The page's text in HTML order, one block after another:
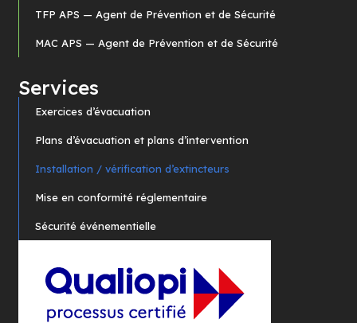
TFP APS — Agent de Prévention et de Sécurité
MAC APS — Agent de Prévention et de Sécurité
Services
Exercices d’évacuation
Plans d’évacuation et plans d’intervention
Installation / vérification d’extincteurs
Mise en conformité réglementaire
Sécurité événementielle